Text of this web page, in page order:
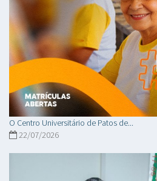
O Centro Universitário de Patos de...
22/07/2026